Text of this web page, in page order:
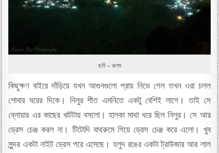
ছবি – রূপম
কিছুক্ষণ বাইরে দাঁড়িয়ে যখন আগুনগুলো প্রায় নিভে গেল তখন ওরা চলল
শোবার ঘরের দিকে। নিলুর শীত এমনিতে একটু বেশিই লাগে। তাই সে
ব্লোয়ার এর কাছের খাটটায় বসলো। হালকা মাথা ধরে ছিল নিলুর। সে আর
ড্রেস চেঞ্জ করল না। টিটোদি বাথরুমে গিয়ে ড্রেস চেঞ্জ করে এলো। খুব
সুন্দর একটা নাইট ড্রেস পরে এসেছে। হলুদ রঙের একটা ট্রাউজার আর লাল